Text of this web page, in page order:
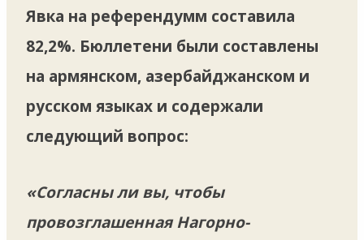
Явка на референдумм составила
82,2%. Бюллетени были составлены
на армянском, азербайджанском и
русском языках и содержали
следующий вопрос:
«Согласны ли вы, чтобы
провозглашенная Нагорно-